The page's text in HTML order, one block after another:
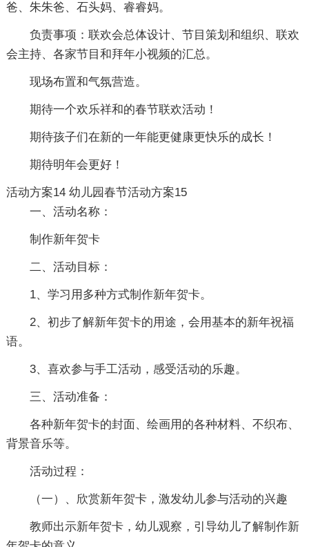
爸、朱朱爸、石头妈、睿睿妈。
负责事项：联欢会总体设计、节目策划和组织、联欢
会主持、各家节目和拜年小视频的汇总。
现场布置和气氛营造。
期待一个欢乐祥和的春节联欢活动！
期待孩子们在新的一年能更健康更快乐的成长！
期待明年会更好！
活动方案14
一、活动名称：
制作新年贺卡
二、活动目标：
1、学习用多种方式制作新年贺卡。
2、初步了解新年贺卡的用途，会用基本的新年祝福
语。
3、喜欢参与手工活动，感受活动的乐趣。
三、活动准备：
各种新年贺卡的封面、绘画用的各种材料、不织布、
背景音乐等。
活动过程：
（一）、欣赏新年贺卡，激发幼儿参与活动的兴趣
教师出示新年贺卡，幼儿观察，引导幼儿了解制作新
幼儿园春节活动方案15